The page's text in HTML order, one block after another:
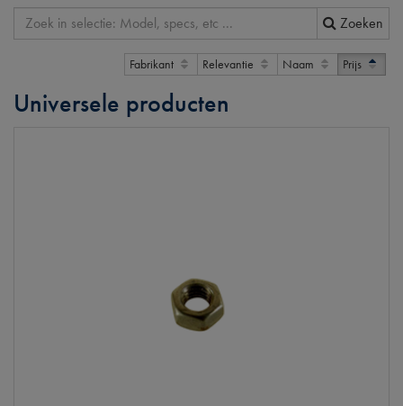
Zoeken
Fabrikant Relevantie Naam Prijs
Universele producten